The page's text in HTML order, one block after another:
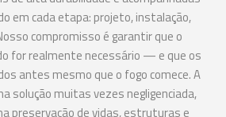
em cada etapa: projeto, instalação,
compromisso é garantir que o
for realmente necessário — e que os
antes mesmo que o fogo comece. A
solução muitas vezes negligenciada,
preservação de vidas, estruturas e